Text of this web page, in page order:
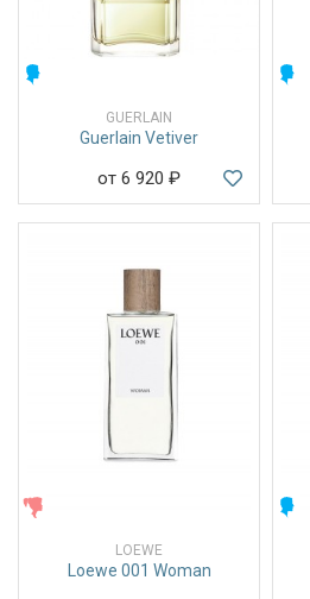
GUERLAIN
Guerlain Vetiver
от 6 920 ₽
LOEWE
Loewe 001 Woman